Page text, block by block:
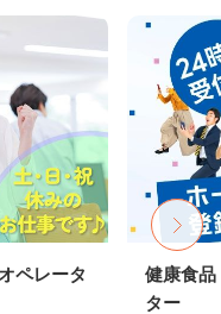
ペレータ
健康食品
ター